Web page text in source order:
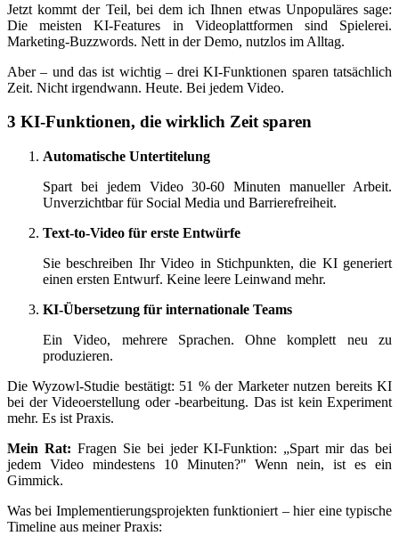
Jetzt kommt der Teil, bei dem ich Ihnen etwas Unpopuläres sage:
Die meisten KI-Features in Videoplattformen sind Spielerei.
Marketing-Buzzwords. Nett in der Demo, nutzlos im Alltag.
Aber – und das ist wichtig – drei KI-Funktionen sparen tatsächlich
Zeit. Nicht irgendwann. Heute. Bei jedem Video.
3 KI-Funktionen, die wirklich Zeit sparen
Automatische Untertitelung
Spart bei jedem Video 30-60 Minuten manueller Arbeit.
Unverzichtbar für Social Media und Barrierefreiheit.
Text-to-Video für erste Entwürfe
Sie beschreiben Ihr Video in Stichpunkten, die KI generiert
einen ersten Entwurf. Keine leere Leinwand mehr.
KI-Übersetzung für internationale Teams
Ein Video, mehrere Sprachen. Ohne komplett neu zu
produzieren.
Die Wyzowl-Studie bestätigt: 51 % der Marketer nutzen bereits KI
bei der Videoerstellung oder -bearbeitung. Das ist kein Experiment
mehr. Es ist Praxis.
Mein Rat: Fragen Sie bei jeder KI-Funktion: „Spart mir das bei
jedem Video mindestens 10 Minuten?" Wenn nein, ist es ein
Gimmick.
Was bei Implementierungsprojekten funktioniert – hier eine typische
Timeline aus meiner Praxis: